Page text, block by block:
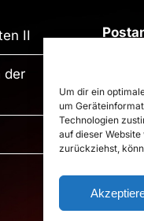
Um dir ein
um
Technologien
auf dieser
zurückziehst,
II
der
RSV
>